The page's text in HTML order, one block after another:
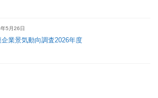
5月26日
業景気動向調査2026年度